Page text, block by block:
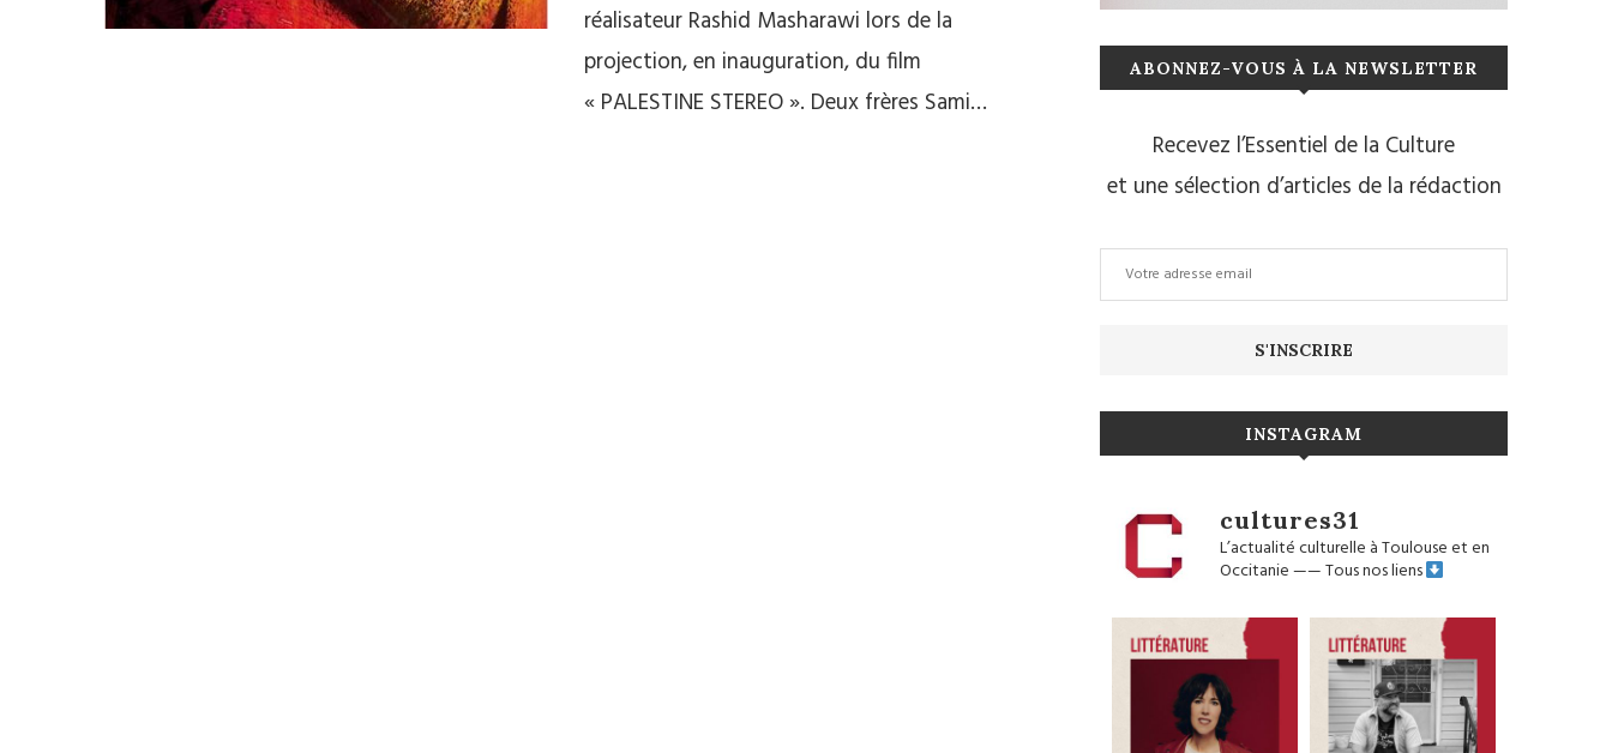
réalisateur Rashid Masharawi lors de la
projection, en inauguration, du film
« PALESTINE STEREO ». Deux frères Sami…
ABONNEZ-VOUS À LA NEWSLETTER
Recevez l’Essentiel de la Culture
et une sélection d’articles de la rédaction
INSTAGRAM
cultures31
L’actualité culturelle à Toulouse et en
Occitanie——Tous nos liens